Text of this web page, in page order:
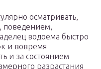
осматривать,
поведением,
водоема быстро
и вовремя
и за состоянием
разрастания